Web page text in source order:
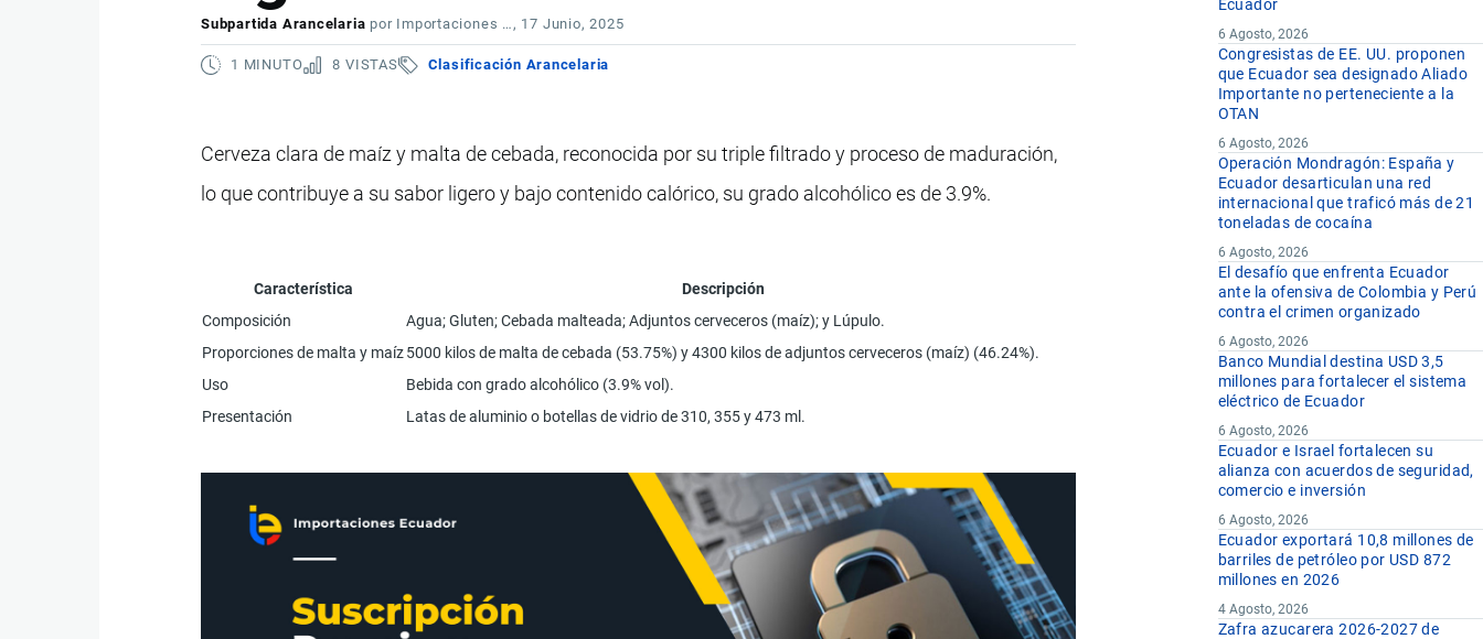
Subpartida Arancelaria por Importaciones …, 17 Junio, 2025
1 MINUTO 8 VISTAS Clasificación Arancelaria
Cerveza clara de maíz y malta de cebada, reconocida por su triple filtrado y proceso de maduración,
lo que contribuye a su sabor ligero y bajo contenido calórico, su grado alcohólico es de 3.9%.
Característica
Descripción
Composición
Agua; Gluten; Cebada malteada; Adjuntos cerveceros (maíz); y Lúpulo.
Proporciones de malta y maíz5000 kilos de malta de cebada (53.75%) y 4300 kilos de adjuntos cerveceros (maíz) (46.24%).
Uso
Bebida con grado alcohólico (3.9% vol).
Presentación
Latas de aluminio o botellas de vidrio de 310, 355 y 473 ml.
Ecuador
6 Agosto, 2026
Congresistas de EE. UU. proponen
que Ecuador sea designado Aliado
Importante no perteneciente a la
OTAN
6 Agosto, 2026
Operación Mondragón: España y
Ecuador desarticulan una red
internacional que traficó más de 21
toneladas de cocaína
6 Agosto, 2026
El desafío que enfrenta Ecuador
ante la ofensiva de Colombia y Perú
contra el crimen organizado
6 Agosto, 2026
Banco Mundial destina USD 3,5
millones para fortalecer el sistema
eléctrico de Ecuador
6 Agosto, 2026
Ecuador e Israel fortalecen su
alianza con acuerdos de seguridad,
comercio e inversión
6 Agosto, 2026
Ecuador exportará 10,8 millones de
barriles de petróleo por USD 872
millones en 2026
4 Agosto, 2026
Zafra azucarera 2026-2027 de